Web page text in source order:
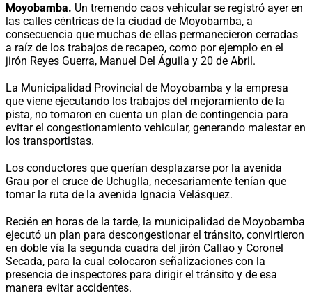
Moyobamba. Un tremendo caos vehicular se registró ayer en
las calles céntricas de la ciudad de Moyobamba, a
consecuencia que muchas de ellas permanecieron cerradas
a raíz de los trabajos de recapeo, como por ejemplo en el
jirón Reyes Guerra, Manuel Del Águila y 20 de Abril.
La Municipalidad Provincial de Moyobamba y la empresa
que viene ejecutando los trabajos del mejoramiento de la
pista, no tomaron en cuenta un plan de contingencia para
evitar el congestionamiento vehicular, generando malestar en
los transportistas.
Los conductores que querían desplazarse por la avenida
Grau por el cruce de Uchuglla, necesariamente tenían que
tomar la ruta de la avenida Ignacia Velásquez.
Recién en horas de la tarde, la municipalidad de Moyobamba
ejecutó un plan para descongestionar el tránsito, convirtieron
en doble vía la segunda cuadra del jirón Callao y Coronel
Secada, para la cual colocaron señalizaciones con la
presencia de inspectores para dirigir el tránsito y de esa
manera evitar accidentes.